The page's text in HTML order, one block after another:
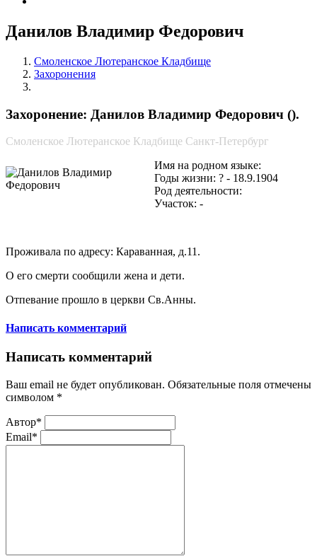
Данилов Владимир Федорович
Смоленское Лютеранское Кладбище
Захоронения
Захоронение: Данилов Владимир Федорович ().
Смоленское Лютеранское Кладбище Санкт-Петербург
Имя на родном языке:
Годы жизни: ? - 18.9.1904
Род деятельности:
Участок: -
Проживала по адресу: Караванная, д.11.
О его смерти сообщили жена и дети.
Отпевание прошло в церкви Св.Анны.
Написать комментарий
Написать комментарий
Ваш email не будет опубликован. Обязательные поля отмечены
символом *
Автор*
Email*